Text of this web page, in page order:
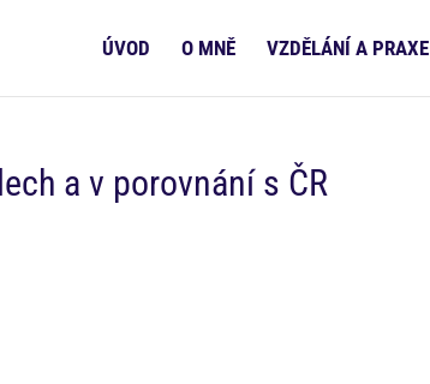
ÚVOD O MNĚ VZDĚLÁNÍ A PRAXE
a v porovnání s ČR